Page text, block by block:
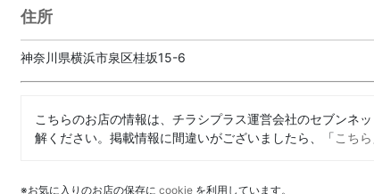
住所
神奈川県横浜市泉区桂坂15-6
こちらのお店の情報は、チラシプラス運営会社のセブンネ
解ください。掲載情報に間違いがございましたら、「こちら
※お気に入りのお店の保存に cookie を利用しています。